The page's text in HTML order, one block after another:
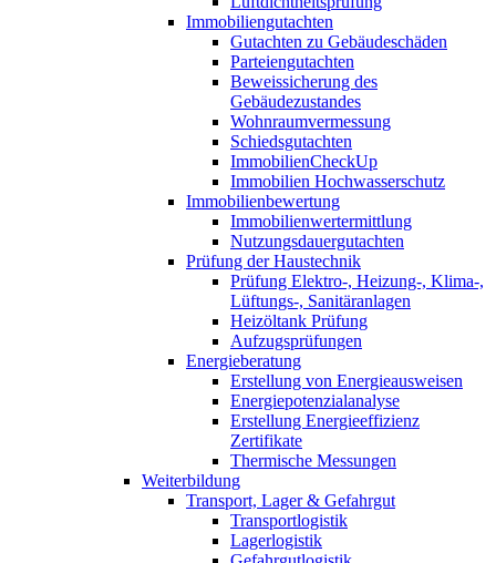
Immobiliengutachten
Gutachten zu Gebäudeschäden
Parteiengutachten
Beweissicherung des
Gebäudezustandes
Wohnraumvermessung
Schiedsgutachten
ImmobilienCheckUp
Immobilien Hochwasserschutz
Immobilienbewertung
Immobilienwertermittlung
Nutzungsdauergutachten
Prüfung der Haustechnik
Prüfung Elektro-, Heizung-, Klima-,
Lüftungs-, Sanitäranlagen
Heizöltank Prüfung
Aufzugsprüfungen
Energieberatung
Erstellung von Energieausweisen
Energiepotenzialanalyse
Erstellung Energieeffizienz
Zertifikate
Thermische Messungen
Weiterbildung
Transport, Lager & Gefahrgut
Transportlogistik
Lagerlogistik